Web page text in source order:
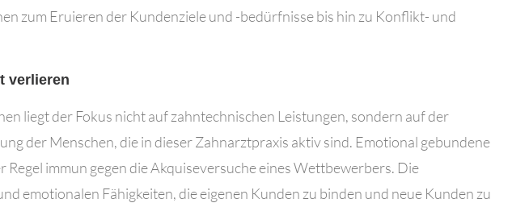
zum Eruieren der Kundenziele und -bedürfnisse bis hin zu Konflikt- und
verlieren
liegt der Fokus nicht auf zahntechnischen Leistungen, sondern auf der
der Menschen, die in dieser Zahnarztpraxis aktiv sind. Emotional gebundene
Regel immun gegen die Akquiseversuche eines Wettbewerbers. Die
emotionalen Fähigkeiten, die eigenen Kunden zu binden und neue Kunden zu